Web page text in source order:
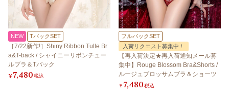
NEW TバックSET
［7/22新作!］Shiny Ribbon Tulle Br
a&T-back / シャイニーリボンチュー
ルブラ＆Tバック
¥7,480税込
フルバックSET
入荷リクエスト募集中！
【再入荷決定★再入荷通知メール募
集中】Rouge Blossom Bra&Shorts /
ルージュブロッサムブラ＆ショーツ
¥7,480税込